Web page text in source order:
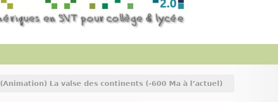
(Animation) La valse des continents (-600 Ma à l’actuel)